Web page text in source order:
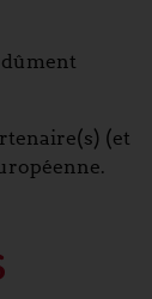
(et